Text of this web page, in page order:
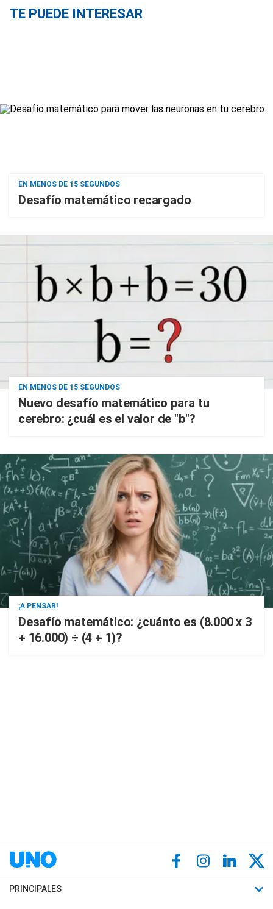
TE PUEDE INTERESAR
EN MENOS DE 15 SEGUNDOS
Desafío matemático recargado
EN MENOS DE 15 SEGUNDOS
Nuevo desafío matemático para tu
cerebro: ¿cuál es el valor de "b"?
¡A PENSAR!
Desafío matemático: ¿cuánto es (8.000 x 3
+ 16.000) ÷ (4 + 1)?
PRINCIPALES